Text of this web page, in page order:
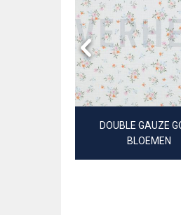
DOUBLE GAUZE
BLOEMEN